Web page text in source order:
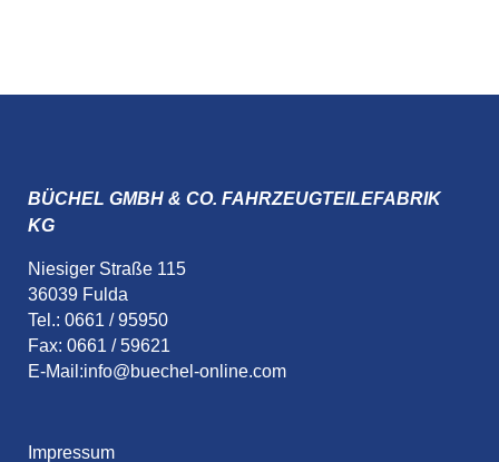
BÜCHEL GMBH & CO. FAHRZEUGTEILEFABRIK
KG
Niesiger Straße 115
36039 Fulda
Tel.: 0661 / 95950
Fax: 0661 / 59621
E-Mail:info@buechel-online.com
Impressum